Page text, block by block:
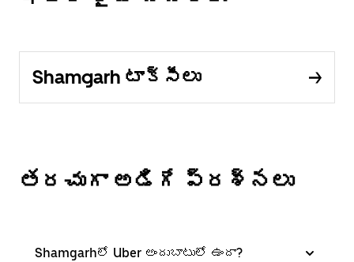
Shamgarh టాక్సీలు
తరచుగా అడిగే ప్రశ్నలు
Shamgarhలో Uber అందుబాటులో ఉందా?